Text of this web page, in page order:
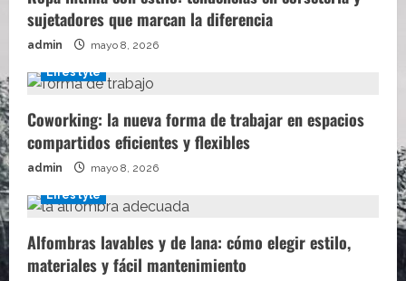
sujetadores que marcan la diferencia
admin mayo 8, 2026
Lifestyle
Coworking: la nueva forma de trabajar en espacios
compartidos eficientes y flexibles
admin mayo 8, 2026
Lifestyle
Alfombras lavables y de lana: cómo elegir estilo,
materiales y fácil mantenimiento